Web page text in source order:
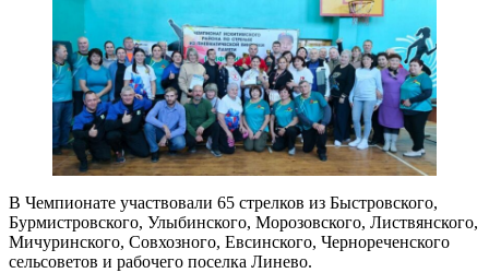
В Чемпионате участвовали 65 стрелков из Быстровского,
Бурмистровского, Улыбинского, Морозовского, Листвянского,
Мичуринского, Совхозного, Евсинского, Чернореченского
сельсоветов и рабочего поселка Линево.